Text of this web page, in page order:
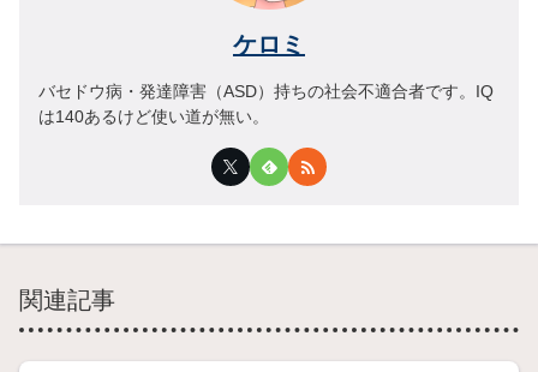
ケロミ
バセドウ病・発達障害（ASD）持ちの社会不適合者です。IQ
は140あるけど使い道が無い。
関連記事